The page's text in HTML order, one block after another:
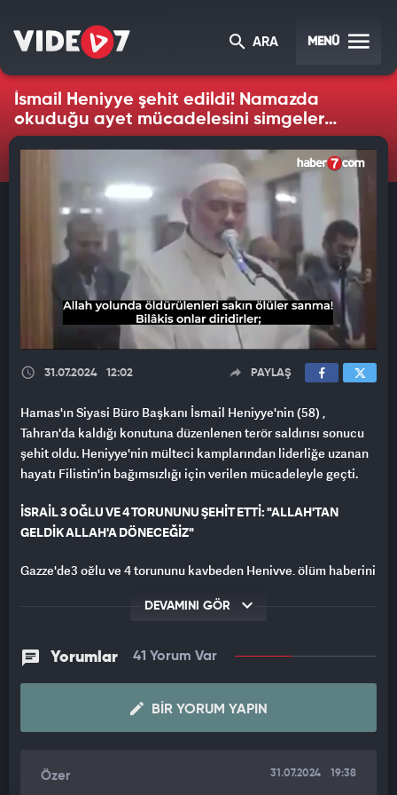
ARA MENÜ
İsmail Heniyye şehit edildi! Namazda
okuduğu ayet mücadelesini simgeler
gibiydi
31.07.2024 12:02 PAYLAŞ
Hamas'ın Siyasi Büro Başkanı İsmail Heniyye'nin (58) ,
Tahran'da kaldığı konutuna düzenlenen terör saldırısı sonucu
şehit oldu. Heniyye'nin mülteci kamplarından liderliğe uzanan
hayatı Filistin'in bağımsızlığı için verilen mücadeleyle geçti.
İSRAİL 3 OĞLU VE 4 TORUNUNU ŞEHİT ETTİ: "ALLAH'TAN
GELDİK ALLAH'A DÖNECEĞİZ"
Gazze'de3 oğlu ve 4 torununu kaybeden Heniyye, ölüm haberini
ve halkımız arasında hiçbir fark yok. Allah'tan geldik Allah'a
ALLAH'A TESLİMİYETİ HER FIRSATTA HATIRLATTI
Haniye'nin imam olarak kıldırdığı namazlarda okurken seçtiği
ayetler iman, şehitlik ve davaya bağlılığını göstermesi
DEVAMINI GÖR
Yorumlar 41 Yorum Var
BIR YORUM YAPIN
Özer 31.07.2024 19:38